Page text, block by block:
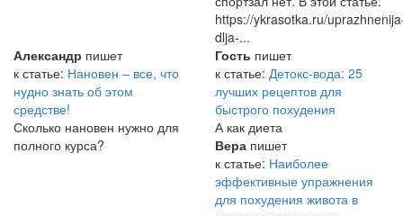
https://ykrasotka.ru/
dlja-...
Александр пишет
к статье: Нановен – все, что
нудно знать об этом
средстве!
Сколько нановен нужно для
полного курса?
Гость пишет
к статье: Детокс-вода: 25
лучших рецептов для
быстрого похудения
А как диета
Вера пишет
к статье: Наиболее
эффективные упражнения
для похудения живота в